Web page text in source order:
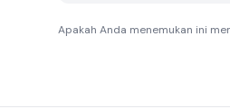
Apakah Anda menemukan ini